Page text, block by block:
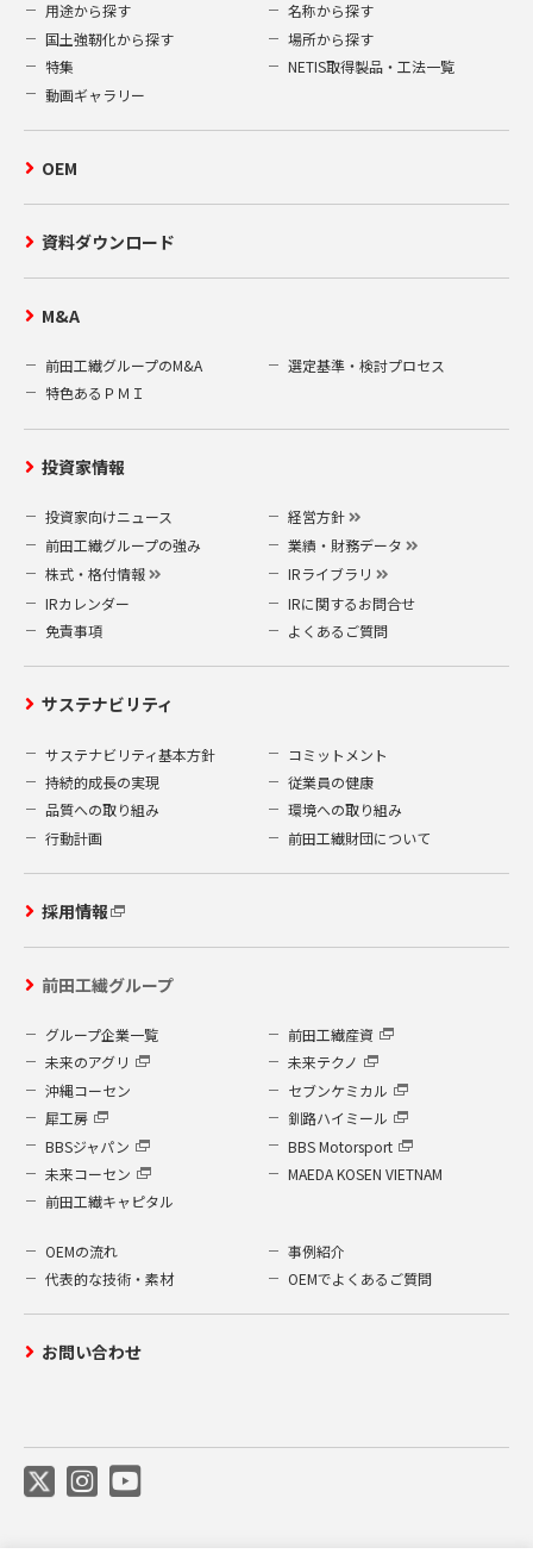
用途から探す
名称から探す
国土強靭化から探す
場所から探す
特集
NETIS取得製品・工法一覧
動画ギャラリー
OEM
資料ダウンロード
M&A
前田工繊グループのM&A
選定基準・検討プロセス
特色あるＰＭＩ
投資家情報
投資家向けニュース
経営方針
前田工繊グループの強み
業績・財務データ
株式・格付情報
IRライブラリ
IRカレンダー
IRに関するお問合せ
免責事項
よくあるご質問
サステナビリティ
サステナビリティ基本方針
コミットメント
持続的成長の実現
従業員の健康
品質への取り組み
環境への取り組み
行動計画
前田工繊財団について
採用情報
前田工繊グループ
グループ企業一覧
前田工繊産資
未来のアグリ
未来テクノ
沖縄コーセン
セブンケミカル
犀工房
釧路ハイミール
BBSジャパン
BBS Motorsport
未来コーセン
MAEDA KOSEN VIETNAM
前田工繊キャピタル
OEMの流れ
事例紹介
代表的な技術・素材
OEMでよくあるご質問
お問い合わせ